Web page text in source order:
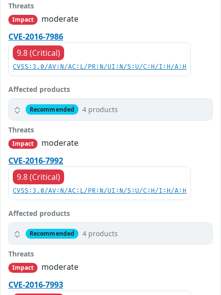
Threats
Impact
moderate
CVE-2016-7986
9.8 (Critical)
CVSS:3.0/AV:N/AC:L/PR:N/UI:N/S:U/C:H/I:H/A:H
Affected products
Recommended 4 products
Threats
Impact
moderate
CVE-2016-7992
9.8 (Critical)
CVSS:3.0/AV:N/AC:L/PR:N/UI:N/S:U/C:H/I:H/A:H
Affected products
Recommended 4 products
Threats
Impact
moderate
CVE-2016-7993